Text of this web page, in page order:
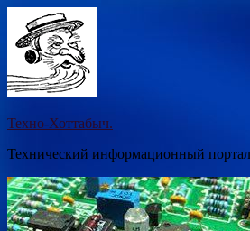
Перейти
содержимому
Техно-Хоттабыч.
Технический информационный